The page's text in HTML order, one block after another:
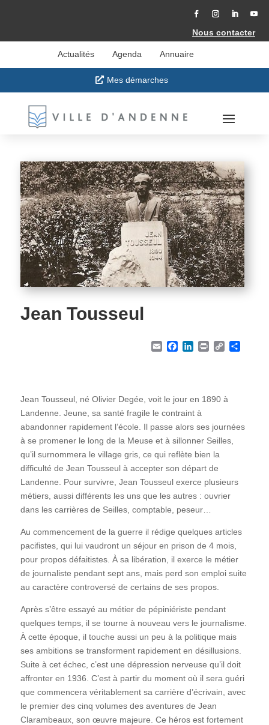
Nous contacter
Actualités Agenda Annuaire
Mes démarches
Jean Tousseul
EmailFacebook
LinkedIn
PrintCopy
Jean Tousseul, né Olivier Degée, voit le jour en 1890 à
Landenne. Jeune, sa santé fragile le contraint à
abandonner rapidement l’école. Il passe alors ses journées
à se promener le long de la Meuse et à sillonner Seilles,
qu’il surnommera le village gris, ce qui reflète bien la
difficulté de Jean Tousseul à accepter son départ de
Landenne. Pour survivre, Jean Tousseul exerce plusieurs
métiers, aussi différents les uns que les autres : ouvrier
dans les carrières de Seilles, comptable, peseur…
Au commencement de la guerre il rédige quelques articles
pacifistes, qui lui vaudront un séjour en prison de 4 mois,
pour propos défaitistes. À sa libération, il exerce le métier
de journaliste pendant sept ans, mais perd son emploi suite
au caractère controversé de certains de ses propos.
Après s’être essayé au métier de pépiniériste pendant
quelques temps, il se tourne à nouveau vers le journalisme.
À cette époque, il touche aussi un peu à la politique mais
ses ambitions se transforment rapidement en désillusions.
Suite à cet échec, c’est une dépression nerveuse qu’il doit
affronter en 1936. C’est à partir du moment où il sera guéri
que commencera véritablement sa carrière d’écrivain, avec
le premier des cinq volumes des aventures de Jean
Clarambeaux, son œuvre majeure. Ce héros est fortement